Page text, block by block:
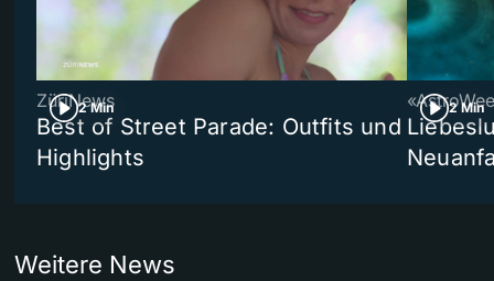
2 Min
ZüriNews
Best of Street Parade: Outfits und
Highlights
2 Min
Weitere News